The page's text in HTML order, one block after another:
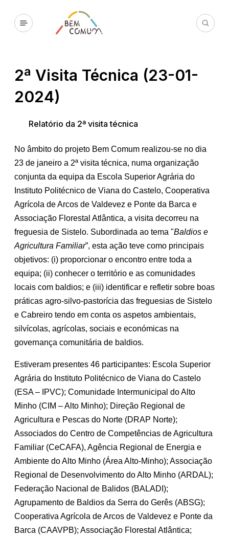
2ª Visita Técnica (23-01-
2024)
Relatório da 2ª visita técnica
No âmbito do projeto Bem Comum realizou-se no dia
23 de janeiro a 2ª visita técnica, numa organização
conjunta da equipa da Escola Superior Agrária do
Instituto Politécnico de Viana do Castelo, Cooperativa
Agrícola de Arcos de Valdevez e Ponte da Barca e
Associação Florestal Atlântica, a visita decorreu na
freguesia de Sistelo. Subordinada ao tema "Baldios e
Agricultura Familiar”, esta ação teve como principais
objetivos: (i) proporcionar o encontro entre toda a
equipa; (ii) conhecer o território e as comunidades
locais com baldios; e (iii) identificar e refletir sobre boas
práticas agro-silvo-pastorícia das freguesias de Sistelo
e Cabreiro tendo em conta os aspetos ambientais,
silvícolas, agrícolas, sociais e económicas na
governança comunitária de baldios.
Estiveram presentes 46 participantes: Escola Superior
Agrária do Instituto Politécnico de Viana do Castelo
(ESA – IPVC); Comunidade Intermunicipal do Alto
Minho (CIM – Alto Minho); Direção Regional de
Agricultura e Pescas do Norte (DRAP Norte);
Associados do Centro de Competências de Agricultura
Familiar (CeCAFA), Agência Regional de Energia e
Ambiente do Alto Minho (Área Alto-Minho); Associação
Regional de Desenvolvimento do Alto Minho (ARDAL);
Federação Nacional de Balidos (BALADI);
Agrupamento de Baldios da Serra do Gerês (ABSG);
Cooperativa Agrícola de Arcos de Valdevez e Ponte da
Barca (CAAVPB); Associação Florestal Atlântica;